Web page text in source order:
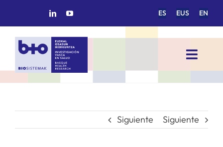
ES EUS EN
Toggle
INICIO
Siguiente Siguiente